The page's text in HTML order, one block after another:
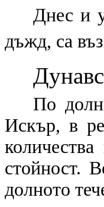
Днес и
дъжд, са
По
Искър, в
стойност.
долното